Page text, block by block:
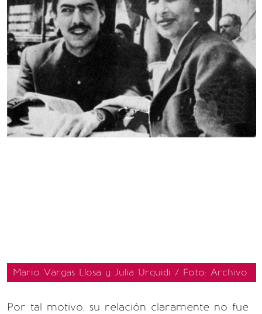
Mario Vargas Llosa y Julia Urquidi / Foto: Archivo
Por tal motivo, su relación claramente no fue